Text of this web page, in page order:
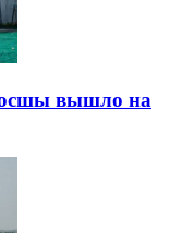
вышло на